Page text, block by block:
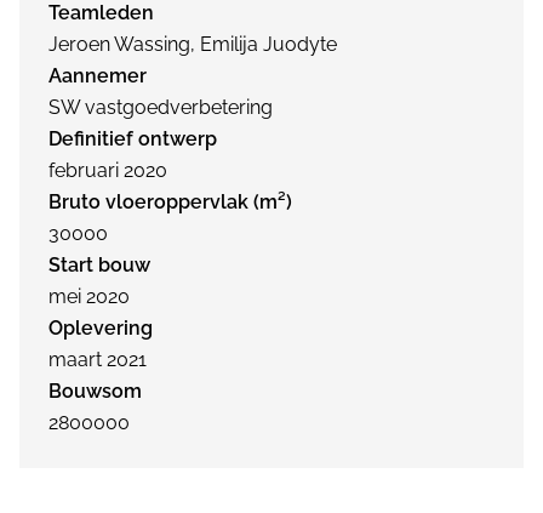
Teamleden
Jeroen Wassing, Emilija Juodyte
Aannemer
SW vastgoedverbetering
Definitief ontwerp
februari 2020
Bruto vloeroppervlak (m²)
30000
Start bouw
mei 2020
Oplevering
maart 2021
Bouwsom
2800000